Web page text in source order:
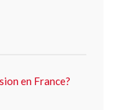
en France?